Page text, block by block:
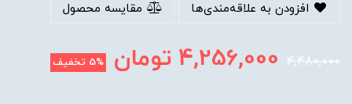
افزودن به علاقه‌مندی‌ها مقایسه محصول
4,480,000
4,256,000تومان 5%تخفیف